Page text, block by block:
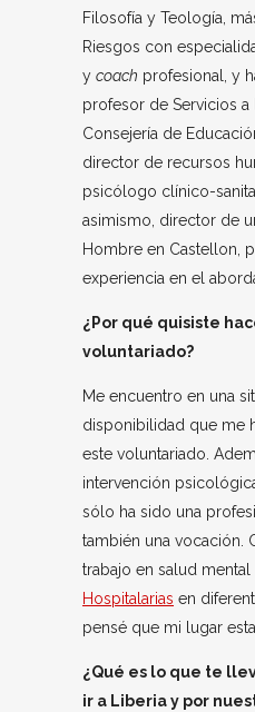
Filosofía y Teología,
Riesgos con
y coach profesional, y
profesor de Servicios
Consejería de
director de recursos
psicólogo clínico-
asimismo, director de
Hombre en Castellon,
experiencia en el
¿Por qué quisiste
voluntariado?
Me encuentro en una
disponibilidad que me
este voluntariado.
intervención
sólo ha sido una
también una vocación.
trabajo en salud mental
Hospitalarias en
pensé que mi lugar
¿Qué es lo que te
ir a Liberia y por